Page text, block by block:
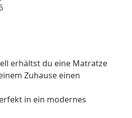
erhältst du eine Matratze
Zuhause einen
in ein modernes